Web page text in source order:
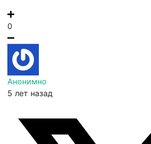
0
Анонимно
5 лет назад